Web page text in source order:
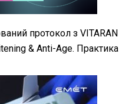
протокол з VITARAN
& Anti-Age. Практика